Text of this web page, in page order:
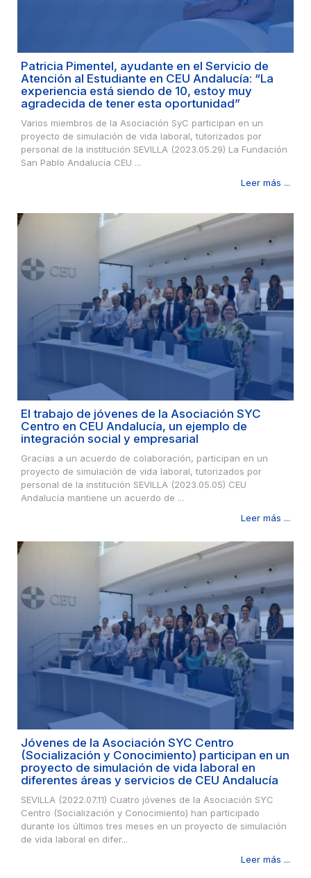
Patricia Pimentel, ayudante en el Servicio de
Atención al Estudiante en CEU Andalucía: “La
experiencia está siendo de 10, estoy muy
agradecida de tener esta oportunidad”
Varios miembros de la Asociación SyC participan en un
proyecto de simulación de vida laboral, tutorizados por
personal de la institución SEVILLA (2023.05.29) La Fundación
San Pablo Andalucía CEU ...
Leer más ...
El trabajo de jóvenes de la Asociación SYC
Centro en CEU Andalucía, un ejemplo de
integración social y empresarial
Gracias a un acuerdo de colaboración, participan en un
proyecto de simulación de vida laboral, tutorizados por
personal de la institución SEVILLA (2023.05.05) CEU
Andalucía mantiene un acuerdo de ...
Leer más ...
Jóvenes de la Asociación SYC Centro
(Socialización y Conocimiento) participan en un
proyecto de simulación de vida laboral en
diferentes áreas y servicios de CEU Andalucía
SEVILLA (2022.07.11) Cuatro jóvenes de la Asociación SYC
Centro (Socialización y Conocimiento) han participado
durante los últimos tres meses en un proyecto de simulación
de vida laboral en difer...
Leer más ...